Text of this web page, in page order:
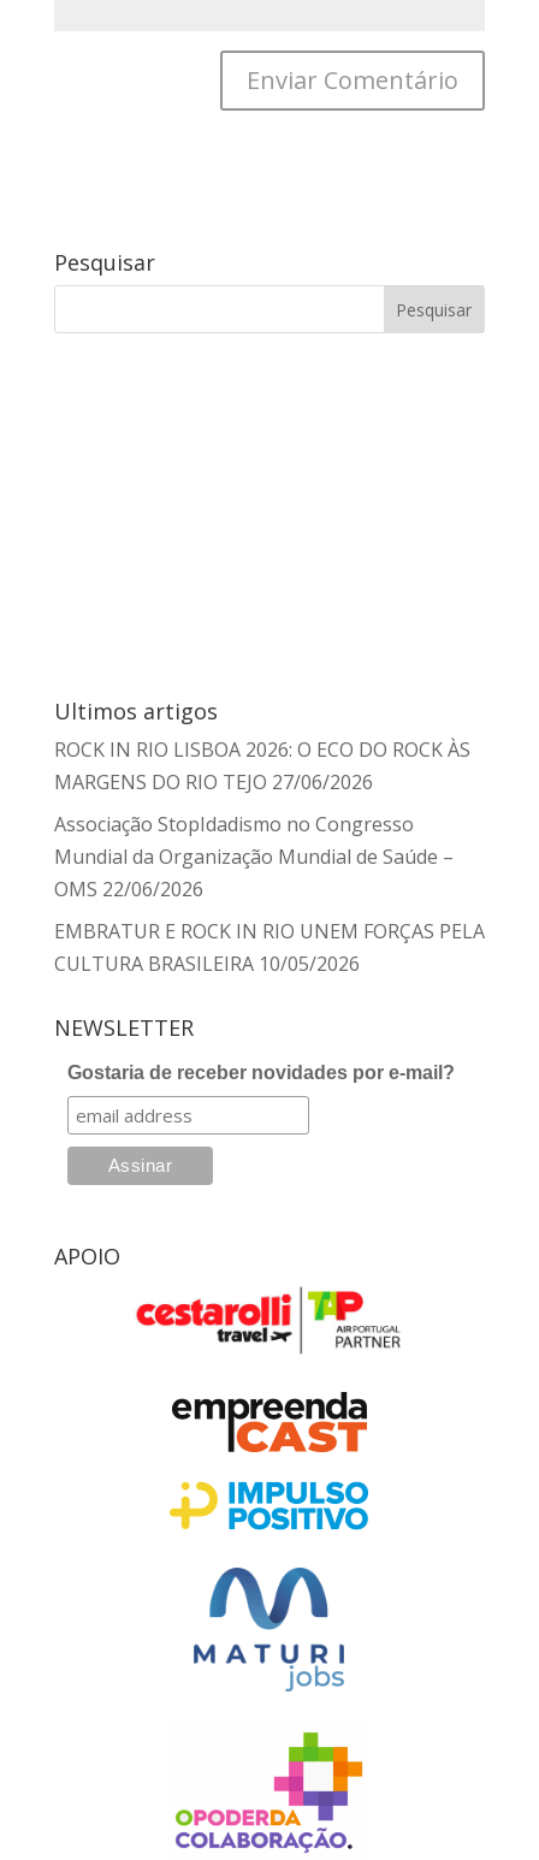
Pesquisar
Ultimos artigos
ROCK IN RIO LISBOA 2026: O ECO DO ROCK ÀS
MARGENS DO RIO TEJO 27/06/2026
Associação StopIdadismo no Congresso
Mundial da Organização Mundial de Saúde –
OMS 22/06/2026
EMBRATUR E ROCK IN RIO UNEM FORÇAS PELA
CULTURA BRASILEIRA 10/05/2026
NEWSLETTER
Gostaria de receber novidades por e-mail?
APOIO